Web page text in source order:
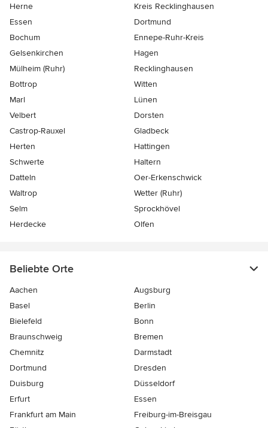
Herne
Kreis Recklinghausen
Essen
Dortmund
Bochum
Ennepe-Ruhr-Kreis
Gelsenkirchen
Hagen
Mülheim (Ruhr)
Recklinghausen
Bottrop
Witten
Marl
Lünen
Velbert
Dorsten
Castrop-Rauxel
Gladbeck
Herten
Hattingen
Schwerte
Haltern
Datteln
Oer-Erkenschwick
Waltrop
Wetter (Ruhr)
Selm
Sprockhövel
Herdecke
Olfen
Beliebte Orte
Aachen
Augsburg
Basel
Berlin
Bielefeld
Bonn
Braunschweig
Bremen
Chemnitz
Darmstadt
Dortmund
Dresden
Duisburg
Düsseldorf
Erfurt
Essen
Frankfurt am Main
Freiburg-im-Breisgau